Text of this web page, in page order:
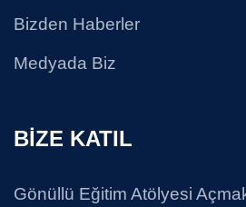
Bizden Haberler
Medyada Biz
BİZE KATIL
Gönüllü Eğitim Atölyesi